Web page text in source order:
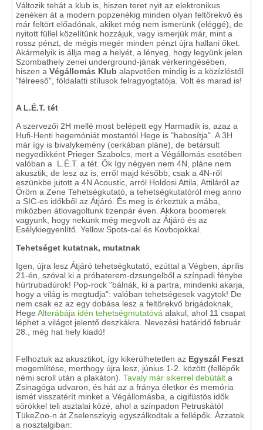
Változik tehát a klub is, hiszen teret nyit az elektronikus
zenéken át a modern popzenékig minden olyan feltörekvő és
már feltört előadónak, akiket még nem ismerünk (eléggé), de
nyitott füllel közelítünk hozzájuk, vagy ismerjük már, mint a
rossz pénzt, de mégis megér minden pénzt újra hallani őket.
Akármelyik is állja meg a helyét, a lényeg, hogy legyünk jelen
Szombathely zenei underground-jának vérkeringésében,
hiszen a Végállomás Klub alapvetően mindig is a közízléstől
"félreeső", földalatti stílusok felragyogtatója. Volt és marad is!
A L.É.T. tét
A szervezői 2H mellé most belépett egy Harmadik is, azaz a
Hufi-Henti hegemóniát mostantól Hege is "habosítja". A 3H
már így is bivalykemény (cerkában pláne), de betársult
negyedikként Prieger Szabolcs, mert a Végállomás esetében
valóban a L.É.T. a tét. Ők így négyen nem 4N, pláne nem
akusztik, de lesz az is, erről majd később, csak a 4N-ről
eszünkbe jutott a 4N Acoustic, arról Holdosi Attila, Attiláról az
Öröm a Zene Tehetségkutató, a tehetségkutatóról meg anno
a SIC-es időkből az Átjáró. És meg is érkeztük a mába,
miközben átlovagoltunk tizenpár éven. Akkora boomerek
vagyunk, hogy nekünk még megvolt az Átjáró és az
Esélykiegyenlítő. Yellow Spots-cal és Kovbojokkal.
Tehetséget kutatnak, mutatnak
Igen, újra lesz Átjáró tehetségkutató, ezúttal a Végben, április
21-én, szóval ki a próbaterem-dzsungelből a színpadi fénybe
húrtrubadúrok! Pop-rock "bálnák, ki a partra, mindenki akarja,
hogy a világ is megtudja": valóban tehetségesek vagytok! De
nem csak ez az egy dobása lesz a feltörekvő brigádoknak,
Hege Alterábája idén tehetségmutatóvá alakul, ahol 11 csapat
léphet a világot jelentő deszkákra. Nevezési határidő február
28., még hat hely kiadó!
Felhoztuk az akusztikot, így kikerülhetetlen az Egyszál Feszt
megemlítése, merthogy újra lesz, június 1-2. között (fellépők
némi scroll után a plakáton). Tavaly már sikerrel debütált a
Zsinagóga udvaron, és hát az a fránya életkor és memória
ismét visszatérít minket a Végállomásba, a cigifüstös idők
sörökkel teli asztalai közé, ahol a színpadon Petruskától
TükeZoo-n át Zselenszkyig egyszálkodtak a fellépők. Ázzatok
a nosztalgiban: